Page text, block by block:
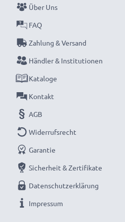
aufladen.
Verpassen Sie nie wieder
bestellen mit schneller
Garantie!
Über Uns
FAQ
Zahlung & Versand
Händler & Institutionen
Kataloge
Kontakt
AGB
Widerrufsrecht
Garantie
Sicherheit & Zertifikate
Datenschutzerklärung
Impressum